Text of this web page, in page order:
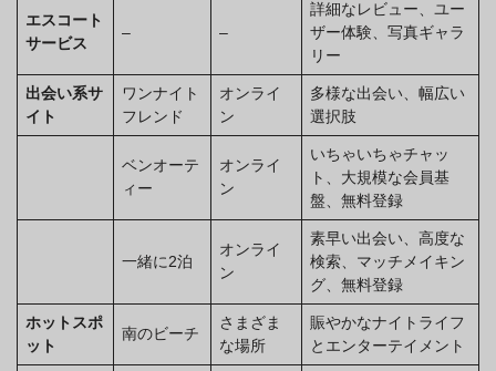
エスコート
サービス
– –
詳細なレビュー、ユー
ザー体験、写真ギャラ
リー
出会い系サ
イト
ワンナイト
フレンド
オンライ
ン
多様な出会い、幅広い
選択肢
ベンオーテ
ィー
オンライ
ン
いちゃいちゃチャッ
ト、大規模な会員基
盤、無料登録
一緒に2泊
オンライ
ン
素早い出会い、高度な
検索、マッチメイキン
グ、無料登録
ホットスポ
ット
南のビーチ
さまざま
な場所
賑やかなナイトライフ
とエンターテイメント